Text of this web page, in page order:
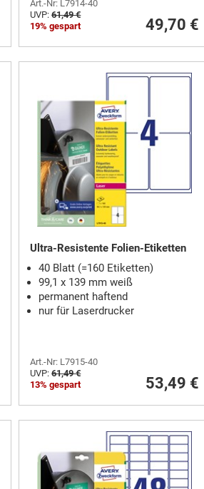
Art.-Nr: L7914-40
UVP:61,49 €
19% gespart
49,70 €
Ultra-Resistente Folien-Etiketten
40 Blatt (=160 Etiketten)
99,1 x 139 mm weiß
permanent haftend
nur für Laserdrucker
Art.-Nr: L7915-40
UVP:61,49 €
13% gespart
53,49 €